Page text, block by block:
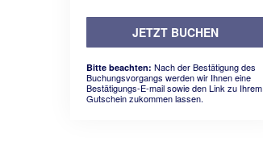
JETZT BUCHEN
Bitte beachten: Nach der Bestätigung des
Buchungsvorgangs werden wir Ihnen eine
Bestätigungs-E-mail sowie den Link zu Ihrem
Gutschein zukommen lassen.